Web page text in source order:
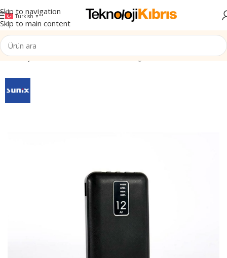
Skip to navigation
Skip to main content
Turkish ▼
Ana Sayfa/Elektronik/Tüketici Elektroniği